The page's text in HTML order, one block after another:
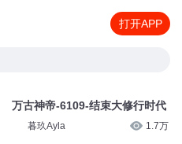
打开APP
万古神帝-6109-结束大修行时代
暮玖Ayla 1.7万